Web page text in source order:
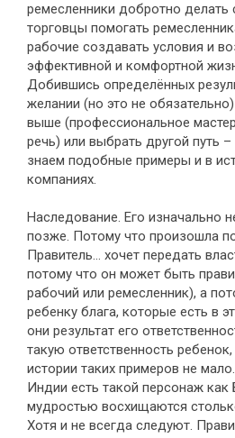
ремесленники добротно делать
торговцы помогать
рабочие создавать условия и
эффективной и комфортной
Добившись определённых
желании (но это не
выше (профессиональное
речь) или выбрать другой путь
знаем подобные примеры и в
компаниях.
Наследование. Его изначально
позже. Потому что произошла
Правитель… хочет передать
потому что он может быть
рабочий или ремесленник), а
ребенку блага, которые есть в
они результат его
такую ответственность
истории таких примеров не
Индии есть такой персонаж как
мудростью восхищаются
Хотя и не всегда следуют.